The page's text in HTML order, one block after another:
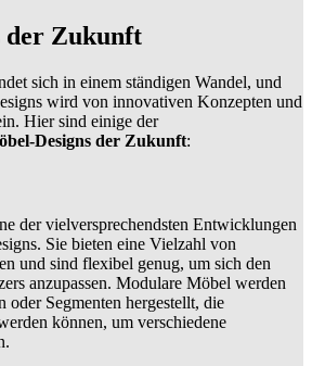
der Zukunft
sich in einem ständigen Wandel, und
wird von innovativen Konzepten und
Hier sind einige der
Designs der Zukunft:
der vielversprechendsten Entwicklungen
Sie bieten eine Vielzahl von
und sind flexibel genug, um sich den
anzupassen. Modulare Möbel werden
oder Segmenten hergestellt, die
können, um verschiedene